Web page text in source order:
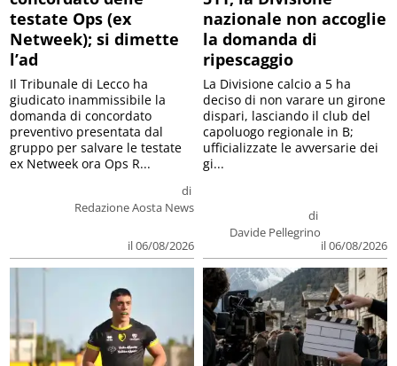
testate Ops (ex
Netweek); si dimette
l’ad
di
Redazione Aosta News
il 06/08/2026
Il Tribunale di Lecco ha
giudicato inammissibile la
domanda di concordato
preventivo presentata dal
gruppo per salvare le testate
ex Netweek ora Ops R...
nazionale non accoglie
la domanda di
ripescaggio
di
Davide Pellegrino
il 06/08/2026
La Divisione calcio a 5 ha
deciso di non varare un girone
dispari, lasciando il club del
capoluogo regionale in B;
ufficializzate le avversarie dei
gi...